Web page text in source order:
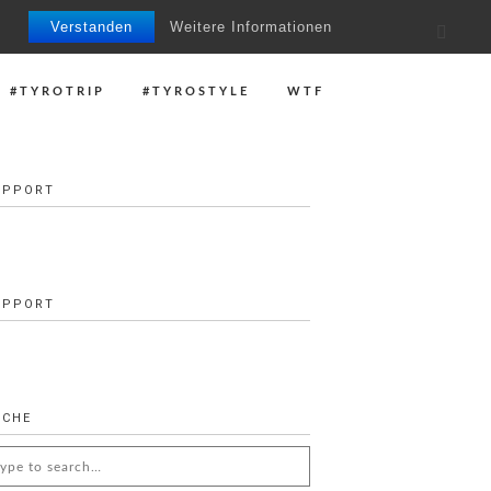
Verstanden Weitere Informationen
#TYROTRIP #TYROSTYLE WTF